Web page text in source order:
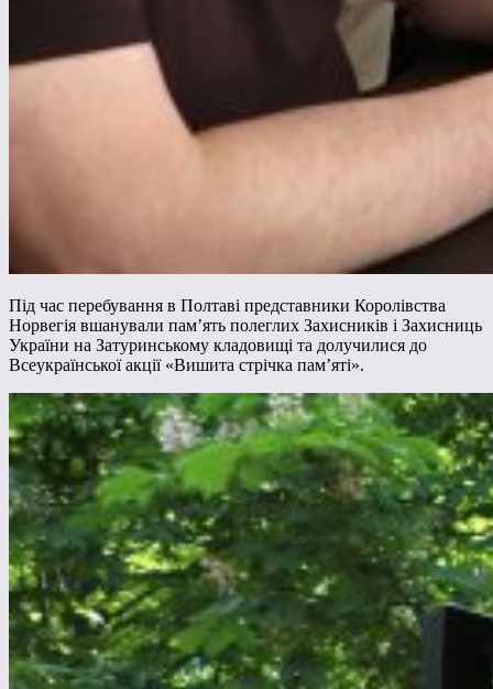
Під час перебування в Полтаві представники Королівства
Норвегія вшанували пам’ять полеглих Захисників і Захисниць
України на Затуринському кладовищі та долучилися до
Всеукраїнської акції «Вишита стрічка пам’яті».